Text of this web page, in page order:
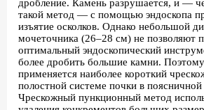
дробление. Камень разрушается, и —
такой метод — с помощью эндоскопа
изъятие осколков. Однако небольшой
мочеточника (26–28 см) не позволяют
оптимальный эндоскопический
более дробить большие камни.
применяется наиболее короткий
полостной системе почки в поясничной
Чрескожный пункционный метод